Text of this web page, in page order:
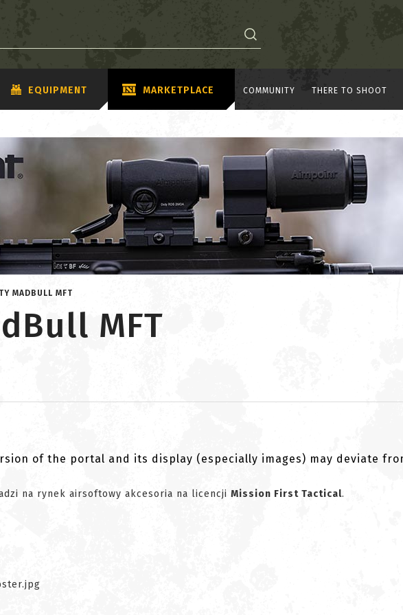
EQUIPMENT MARKETPLACE COMMUNITY THERE TO SHOOT
MADBULL MFT
MFT
of the portal and its display (especially images) may deviate
na rynek airsoftowy akcesoria na licencji Mission First Tactical.